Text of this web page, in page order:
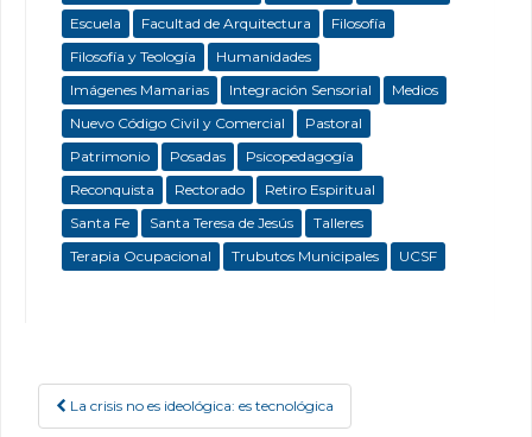
Escuela
Facultad de Arquitectura
Filosofía
Filosofía y Teología
Humanidades
Imágenes Mamarias
Integración Sensorial
Medios
Nuevo Código Civil y Comercial
Pastoral
Patrimonio
Posadas
Psicopedagogía
Reconquista
Rectorado
Retiro Espiritual
Santa Fe
Santa Teresa de Jesús
Talleres
Terapia Ocupacional
Trubutos Municipales UCSF
Post navigation
La crisis no es ideológica: es tecnológica